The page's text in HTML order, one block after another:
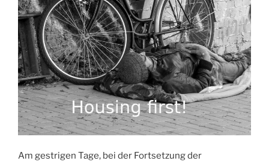
Am gestrigen Tage, bei der Fortsetzung der